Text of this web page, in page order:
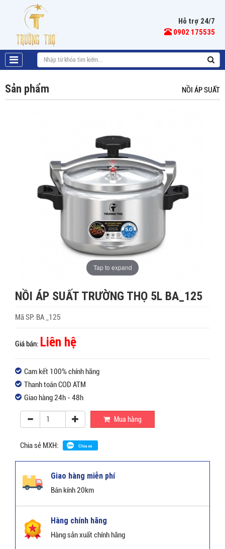
Hỗ trợ 24/7
0902 175535
Sản phẩm NỒI ÁP SUẤT
Tap to expand
NỒI ÁP SUẤT TRƯỜNG THỌ 5L BA_125
Mã SP: BA _125
Giá bán: Liên hệ
Cam kết 100% chính hãng
Thanh toán COD ATM
Giao hàng 24h - 48h
Mua hàng
Chia sẻ MXH: Chia sẻ
Giao hàng miễn phí
Bán kính 20km
Hàng chính hãng
Hàng sản xuất chính hãng